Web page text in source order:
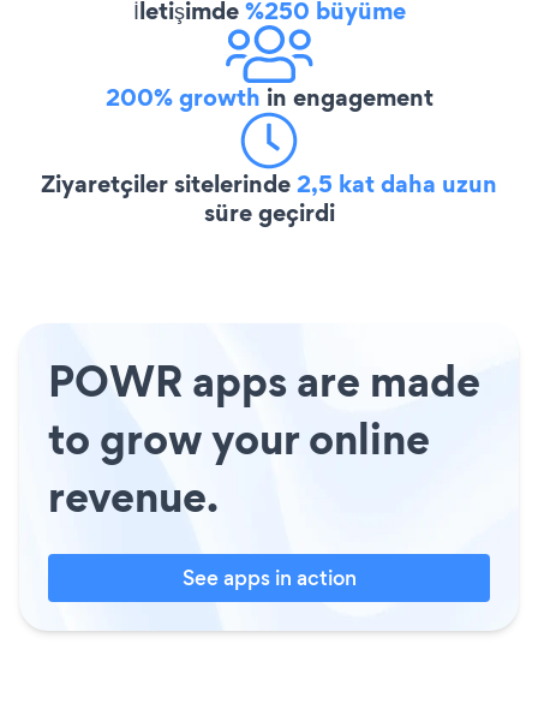
İletişimde%250 büyüme
200% growth in engagement
Ziyaretçiler sitelerinde2,5 kat daha uzun
süre geçirdi
POWR apps are made
to grow your online
revenue.
See apps in action